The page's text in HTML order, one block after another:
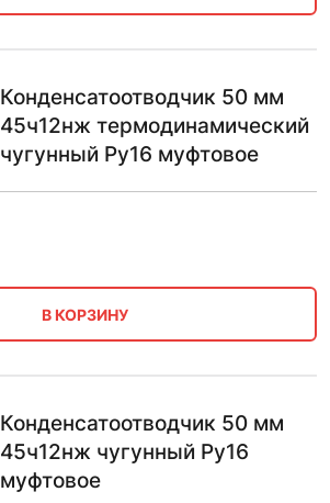
Конденсатоотводчик 50 мм
45ч12нж термодинамический
чугунный Ру16 муфтовое
В КОРЗИНУ
Конденсатоотводчик 50 мм
45ч12нж чугунный Ру16
муфтовое